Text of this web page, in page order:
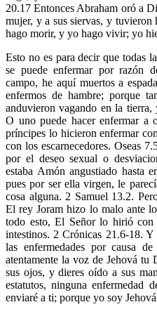
20.17 Entonces Abraham oró a
mujer, y a sus siervas, y
hago morir, y yo hago vivir; yo
Esto no es para decir que todas
se puede enfermar por razón
campo, he aquí muertos a
enfermos de hambre; porque
anduvieron vagando en la tierra,
O uno puede hacer enfermar a
príncipes lo hicieron enfermar
con los escarnecedores. Oseas
por el deseo sexual o
estaba Amón angustiado hasta
pues por ser ella virgen, le
cosa alguna. 2 Samuel 13.2.
El rey Joram hizo lo malo ante
todo esto, El Señor lo hirió con
intestinos. 2 Crónicas 21.6-18. Y
las enfermedades por causa
atentamente la voz de Jehová tu
sus ojos, y dieres oído a sus
estatutos, ninguna enfermedad
enviaré a ti; porque yo soy